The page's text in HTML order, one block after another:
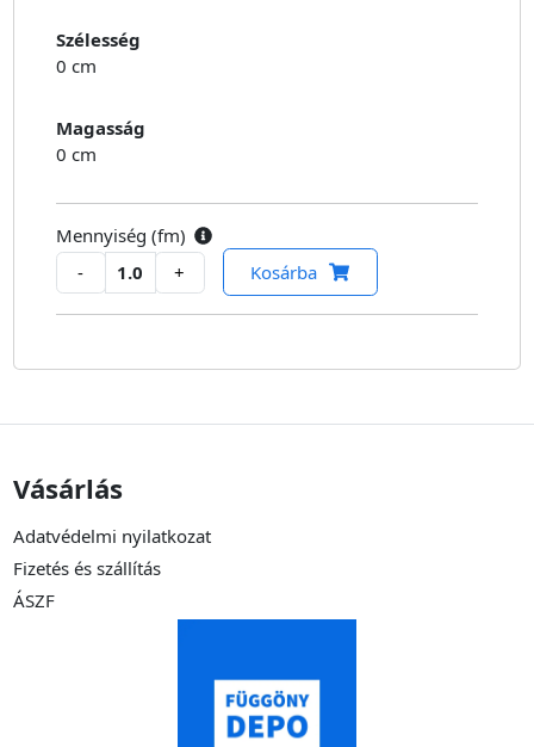
Szélesség
0 cm
Magasság
0 cm
Mennyiség (fm)
-
+ Kosárba
Vásárlás
Adatvédelmi nyilatkozat
Fizetés és szállítás
ÁSZF